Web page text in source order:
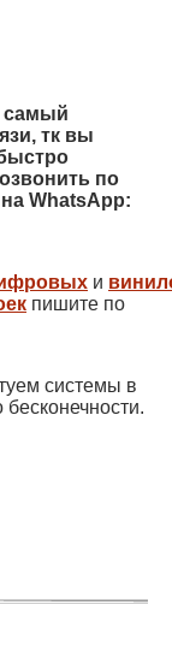
самый
тк вы
по
WhatsApp:
и
пишите по
системы в
бесконечности.